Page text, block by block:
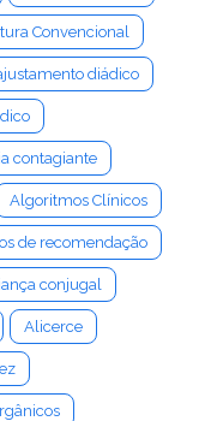
Convencional
diádico
contagiante
Algoritmos Clínicos
de recomendação
conjugal
Alicerce